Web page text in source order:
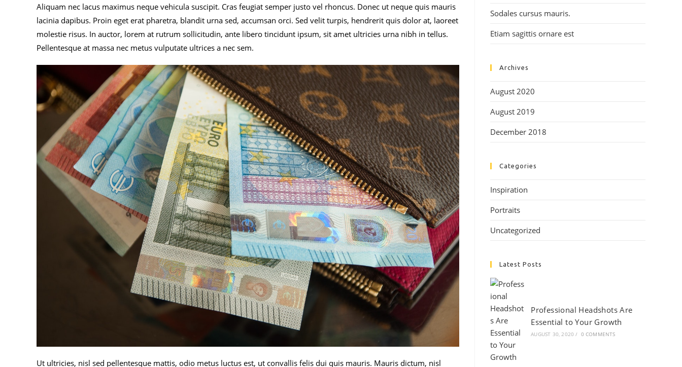
Aliquam nec lacus maximus neque vehicula suscipit. Cras feugiat semper justo vel rhoncus. Donec ut neque quis mauris
lacinia dapibus. Proin eget erat pharetra, blandit urna sed, accumsan orci. Sed velit turpis, hendrerit quis dolor at, laoreet
molestie risus. In auctor, lorem at rutrum sollicitudin, ante libero tincidunt ipsum, sit amet ultricies urna nibh in tellus.
Pellentesque at massa nec metus vulputate ultrices a nec sem.
Ut ultricies, nisl sed pellentesque mattis, odio metus luctus est, ut convallis felis dui quis mauris. Mauris dictum, nisl
Sodales cursus mauris.
Etiam sagittis ornare est
Archives
August 2020
August 2019
December 2018
Categories
Inspiration
Portraits
Uncategorized
Latest Posts
Professional Headshots Are
Essential to Your Growth
AUGUST 30, 2020 / 0 COMMENTS